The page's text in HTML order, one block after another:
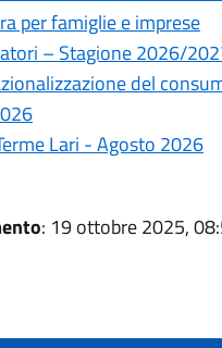
per famiglie e imprese
– Stagione 2026/
del
Lari - Agosto 2026
: 19 ottobre 2025,